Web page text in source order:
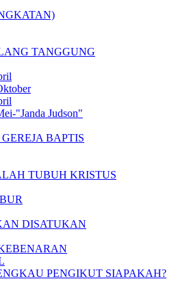
TANGGUNG
"Janda Judson"
BAPTIS
TUBUH KRISTUS
DISATUKAN
PENGIKUT SIAPAKAH?